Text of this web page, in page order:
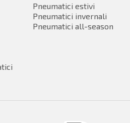
Pneumatici estivi
Pneumatici invernali
Pneumatici all-season